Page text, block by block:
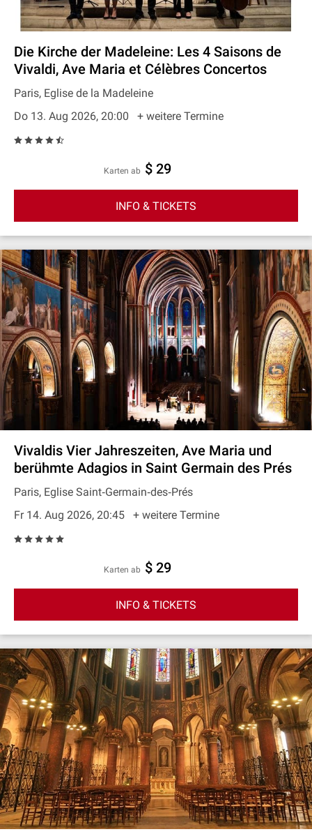
Die Kirche der Madeleine: Les 4 Saisons de
Vivaldi, Ave Maria et Célèbres Concertos
Paris, Eglise de la Madeleine
Do 13. Aug 2026, 20:00
+ weitere Termine
Karten ab $ 29
INFO & TICKETS
Vivaldis Vier Jahreszeiten, Ave Maria und
berühmte Adagios in Saint Germain des Prés
Paris, Eglise Saint‐Germain‐des‐Prés
Fr 14. Aug 2026, 20:45
+ weitere Termine
Karten ab $ 29
INFO & TICKETS